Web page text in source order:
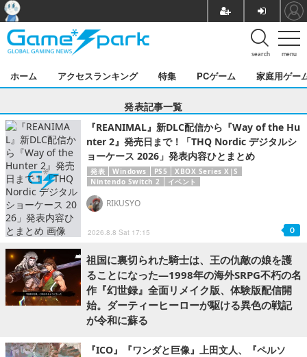
menu
search
ホーム アクセスランキング 特集 PCゲーム 家庭用ゲー
発表記事一覧
『REANIMAL』新DLC配信から『Way of the Hu
nter 2』発売日まで！「THQ Nordic デジタルシ
ョーケース 2026」発表内容ひとまとめ
発表 Windows PS5
XBOX Series X|S
Nintendo Switch 2
イベント
2026.8.8 Sat 17:15
RIKUSYO
0
祖国に裏切られた騎士は、王の仇敵の娘を護
ることになった―1998年の海外SRPG不朽の名
作『幻世録』全面リメイク版、体験版配信開
始。ダーティーヒーローが駆ける異色の戦記
が令和に蘇る
『ICO』『ワンダと巨像』上田文人、『ペルソ